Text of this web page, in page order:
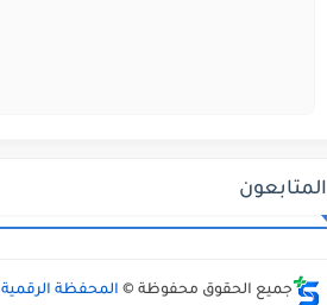
المتابعون
جميع الحقوق محفوظة © المحفظة الرقمية